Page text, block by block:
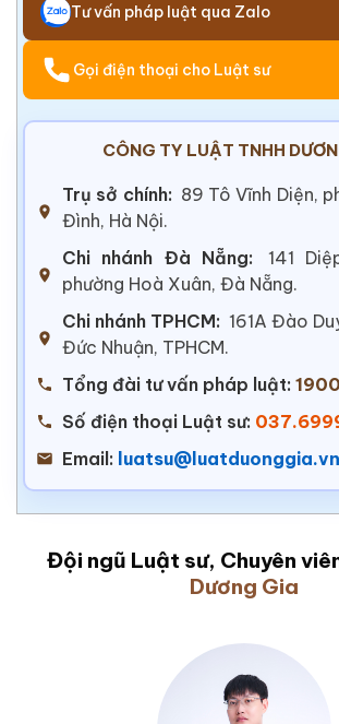
Tư vấn pháp luật qua Zalo
Gọi điện thoại cho Luật sư
CÔNG TY LUẬT TNHH
Trụ sở chính: 89 Tô Vĩnh Diện,
Đình, Hà Nội.
Chi nhánh Đà Nẵng:
141
phường Hoà Xuân, Đà Nẵng.
Chi nhánh TPHCM: 161A Đào
Đức Nhuận, TPHCM.
Tổng đài tư vấn pháp luật:
Số điện thoại Luật sư:
Email: luatsu@luatduonggia.vn
Đội ngũ Luật sư, Chuyên
Dương Gia